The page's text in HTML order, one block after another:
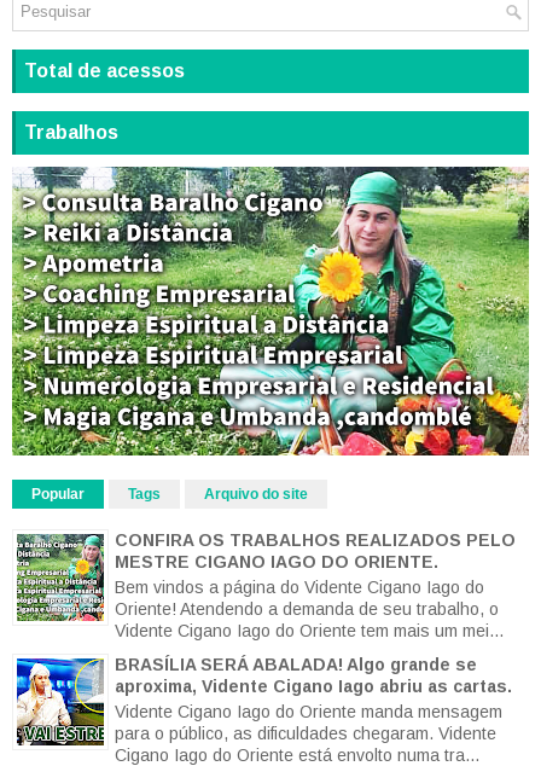
Total de acessos
Trabalhos
Popular Tags Arquivo do site
CONFIRA OS TRABALHOS REALIZADOS PELO
MESTRE CIGANO IAGO DO ORIENTE.
Bem vindos a página do Vidente Cigano Iago do
Oriente! Atendendo a demanda de seu trabalho, o
Vidente Cigano Iago do Oriente tem mais um mei...
BRASÍLIA SERÁ ABALADA! Algo grande se
aproxima, Vidente Cigano Iago abriu as cartas.
Vidente Cigano Iago do Oriente manda mensagem
para o público, as dificuldades chegaram. Vidente
Cigano Iago do Oriente está envolto numa tra...